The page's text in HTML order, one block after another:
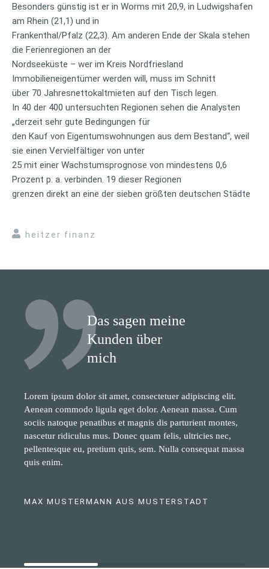
Besonders günstig ist er in Worms mit 20,9, in Ludwigshafen
am Rhein (21,1) und in
Frankenthal/Pfalz (22,3). Am anderen Ende der Skala stehen
die Ferienregionen an der
Nordseeküste – wer im Kreis Nordfriesland
Immobilieneigentümer werden will, muss im Schnitt
über 70 Jahresnettokaltmieten auf den Tisch legen.
In 40 der 400 untersuchten Regionen sehen die Analysten
„derzeit sehr gute Bedingungen für
den Kauf von Eigentumswohnungen aus dem Bestand“, weil
sie einen Vervielfältiger von unter
25 mit einer Wachstumsprognose von mindestens 0,6
Prozent p. a. verbinden. 19 dieser Regionen
grenzen direkt an eine der sieben größten deutschen Städte
heitzer finanz
Das sagen meine
Kunden über
mich
Lorem ipsum dolor sit amet, consectetuer adipiscing elit.
Aenean commodo ligula eget dolor. Aenean massa. Cum
sociis natoque penatibus et magnis dis parturient montes,
nascetur ridiculus mus. Donec quam felis, ultricies nec,
pellentesque eu, pretium quis, sem. Nulla consequat massa
quis enim.
MAX MUSTERMANN AUS MUSTERSTADT